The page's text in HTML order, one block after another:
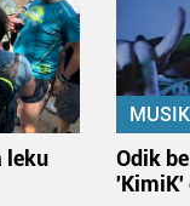
leku
Odik
'KimiK'